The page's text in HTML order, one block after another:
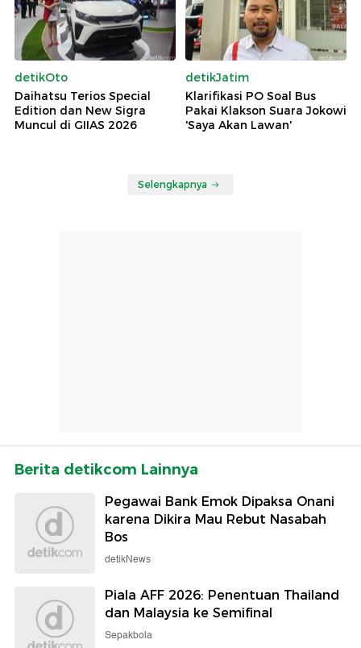
detikOto
Daihatsu Terios Special
Edition dan New Sigra
Muncul di GIIAS 2026
detikJatim
Klarifikasi PO Soal Bus
Pakai Klakson Suara Jokowi
'Saya Akan Lawan'
Selengkapnya
Berita detikcom Lainnya
Pegawai Bank Emok Dipaksa Onani
karena Dikira Mau Rebut Nasabah
Bos
detikNews
Piala AFF 2026: Penentuan Thailand
dan Malaysia ke Semifinal
Sepakbola